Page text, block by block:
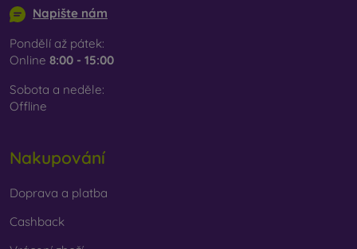
Napište nám
Pondělí až pátek:
Online 8:00 - 15:00
Sobota a neděle:
Offline
Nakupování
Doprava a platba
Cashback